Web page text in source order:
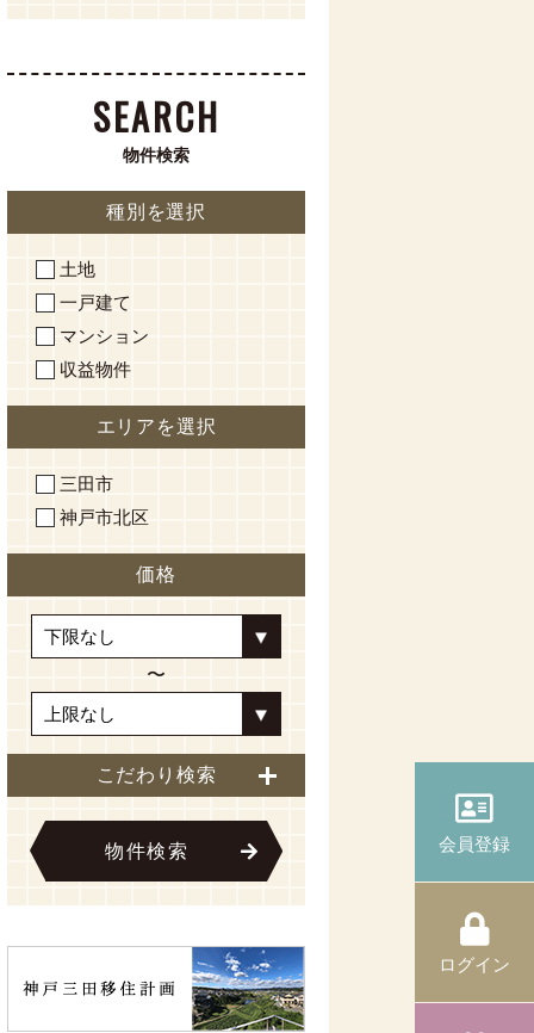
会員登録
ログイン
SEARCH
物件検索
種別を選択
土地
一戸建て
マンション
収益物件
エリアを選択
三田市
神戸市北区
価格
〜
こだわり検索
物件検索